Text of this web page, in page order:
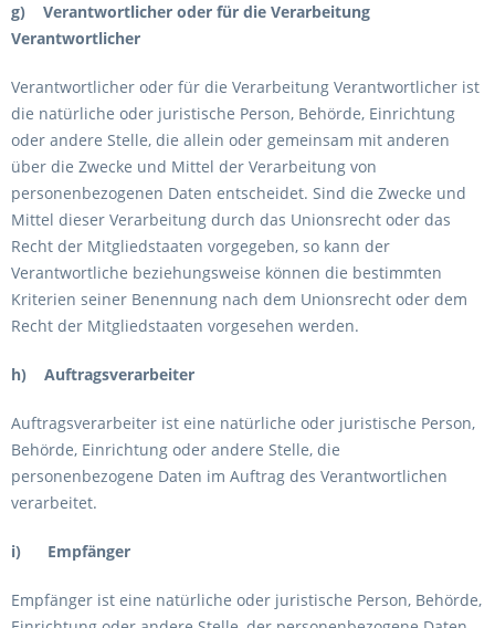
g) Verantwortlicher oder für die Verarbeitung
Verantwortlicher
Verantwortlicher oder für die Verarbeitung Verantwortlicher ist
die natürliche oder juristische Person, Behörde, Einrichtung
oder andere Stelle, die allein oder gemeinsam mit anderen
über die Zwecke und Mittel der Verarbeitung von
personenbezogenen Daten entscheidet. Sind die Zwecke und
Mittel dieser Verarbeitung durch das Unionsrecht oder das
Recht der Mitgliedstaaten vorgegeben, so kann der
Verantwortliche beziehungsweise können die bestimmten
Kriterien seiner Benennung nach dem Unionsrecht oder dem
Recht der Mitgliedstaaten vorgesehen werden.
h) Auftragsverarbeiter
Auftragsverarbeiter ist eine natürliche oder juristische Person,
Behörde, Einrichtung oder andere Stelle, die
personenbezogene Daten im Auftrag des Verantwortlichen
verarbeitet.
i) Empfänger
Empfänger ist eine natürliche oder juristische Person, Behörde,